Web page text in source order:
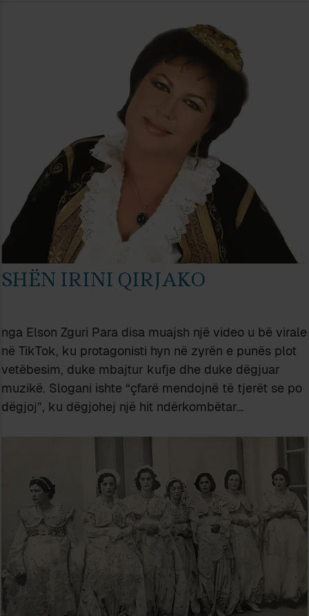
SHËN IRINI QIRJAKO
nga Elson Zguri Para disa muajsh një video u bë virale
në TikTok, ku protagonisti hyn në zyrën e punës plot
vetëbesim, duke mbajtur kufje dhe duke dëgjuar
muzikë. Slogani ishte “çfarë mendojnë të tjerët se po
dëgjoj”, ku dëgjohej një hit ndërkombëtar…